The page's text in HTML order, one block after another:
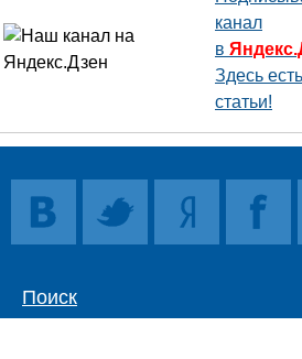
канал
в
Здесь
статьи!
Поиск